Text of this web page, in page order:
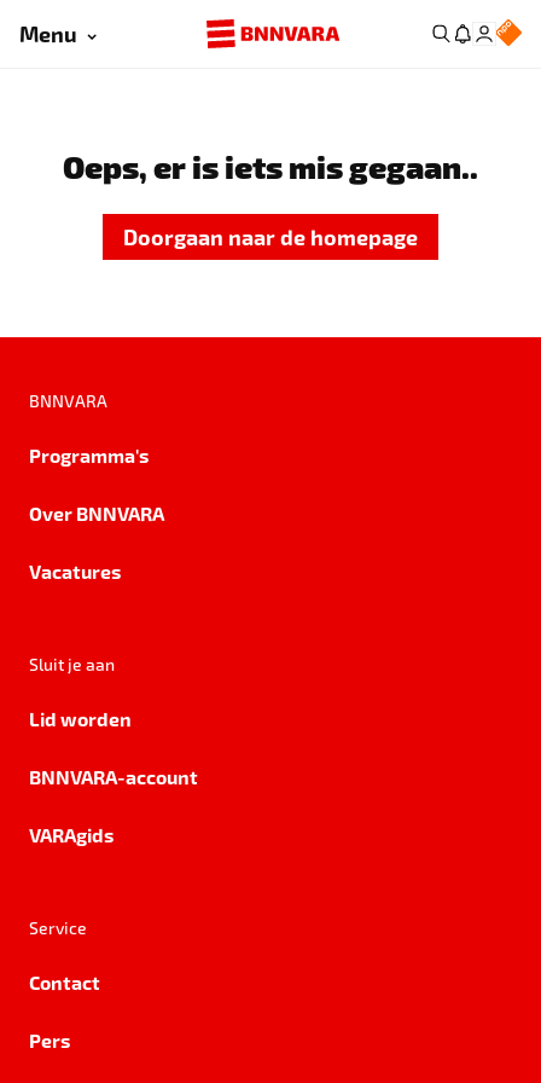
Menu
Oeps, er is iets mis gegaan..
Doorgaan naar de homepage
BNNVARA
Programma's
Over BNNVARA
Vacatures
Sluit je aan
Lid worden
BNNVARA-account
VARAgids
Service
Contact
Pers